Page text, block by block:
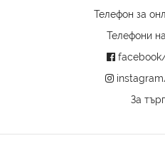
Телефон за
Телефони
За